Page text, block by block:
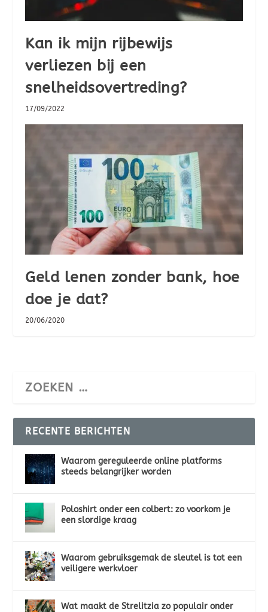
Kan ik mijn rijbewijs
verliezen bij een
snelheidsovertreding?
17/09/2022
Geld lenen zonder bank, hoe
doe je dat?
20/06/2020
RECENTE BERICHTEN
Waarom gereguleerde online platforms
steeds belangrijker worden
Poloshirt onder een colbert: zo voorkom je
een slordige kraag
Waarom gebruiksgemak de sleutel is tot een
veiligere werkvloer
Wat maakt de Strelitzia zo populair onder